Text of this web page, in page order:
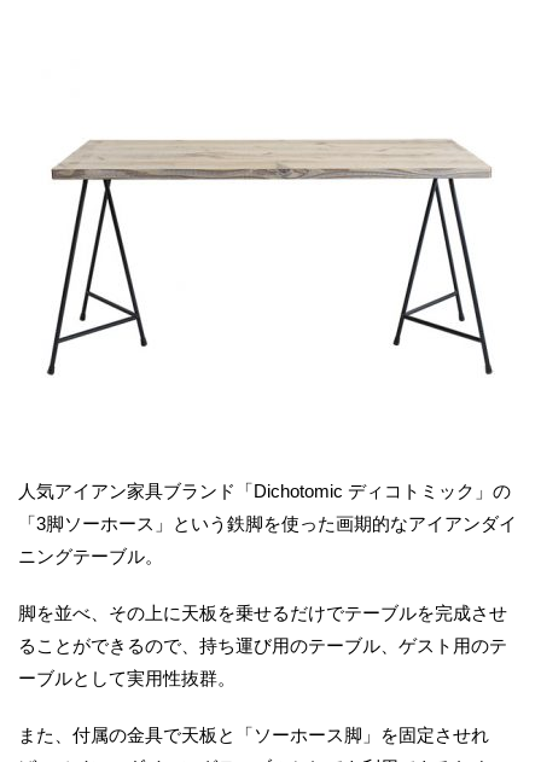
人気アイアン家具ブランド「Dichotomic ディコトミック」の
「3脚ソーホース」という鉄脚を使った画期的なアイアンダイ
ニングテーブル。
脚を並べ、その上に天板を乗せるだけでテーブルを完成させ
ることができるので、持ち運び用のテーブル、ゲスト用のテ
ーブルとして実用性抜群。
また、付属の金具で天板と「ソーホース脚」を固定させれ